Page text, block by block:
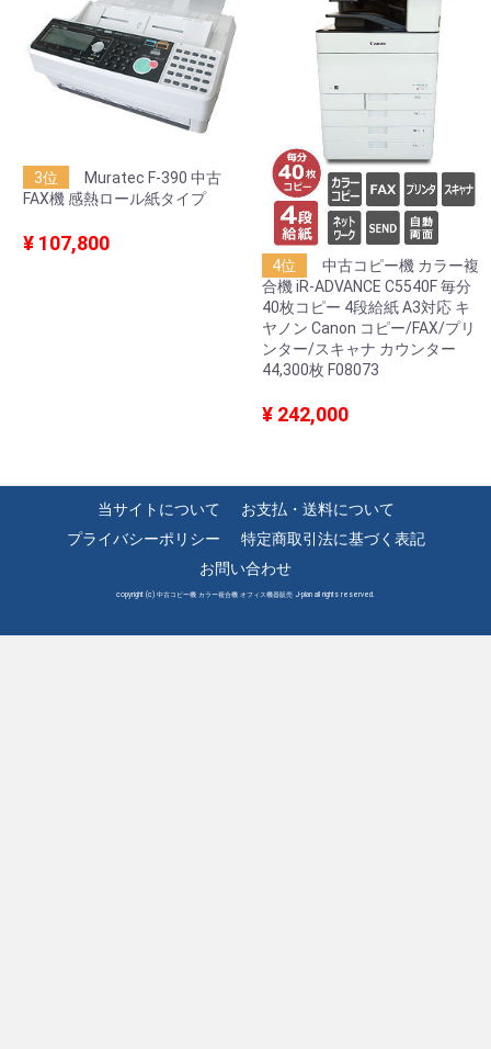
3位
Muratec F-390 中古
FAX機 感熱ロール紙タイプ
¥ 107,800
4位
中古コピー機 カラー複
合機 iR-ADVANCE C5540F 毎分
40枚コピー 4段給紙 A3対応 キ
ヤノン Canon コピー/FAX/プリ
ンター/スキャナ カウンター
44,300枚 F08073
¥ 242,000
当サイトについて
お支払・送料について
プライバシーポリシー
特定商取引法に基づく表記
お問い合わせ
copyright (c) 中古コピー機 カラー複合機 オフィス機器販売 J-plan all rights reserved.